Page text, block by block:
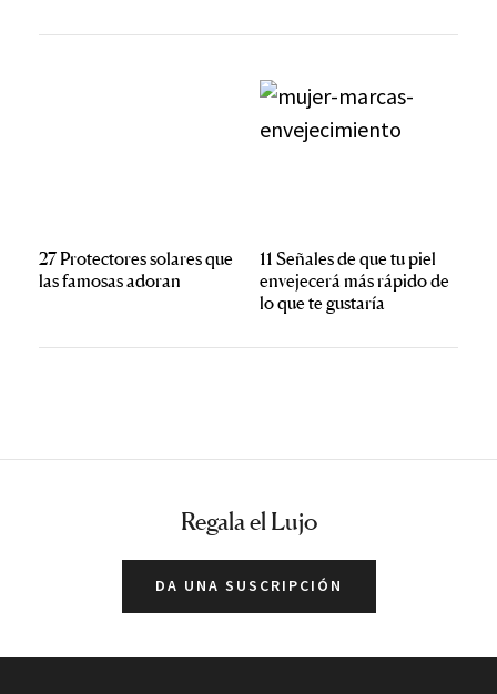
27 Protectores solares que
las famosas adoran
11 Señales de que tu piel
envejecerá más rápido de
lo que te gustaría
Regala el Lujo
DA UNA SUSCRIPCIÓN